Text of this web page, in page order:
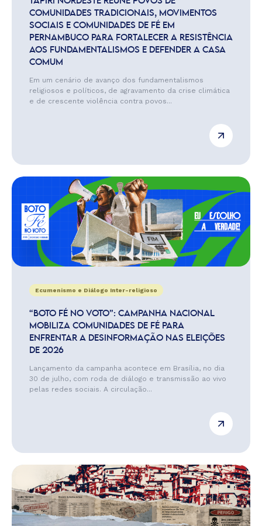
COMUNIDADES TRADICIONAIS, MOVIMENTOS
SOCIAIS E COMUNIDADES DE FÉ EM
PERNAMBUCO PARA FORTALECER A RESISTÊNCIA
AOS FUNDAMENTALISMOS E DEFENDER A CASA
COMUM
Em um cenário de avanço dos fundamentalismos
religiosos e políticos, de agravamento da crise climática
e de crescente violência contra povos...
Ecumenismo e Diálogo Inter-religioso
“BOTO FÉ NO VOTO”: CAMPANHA NACIONAL
MOBILIZA COMUNIDADES DE FÉ PARA
ENFRENTAR A DESINFORMAÇÃO NAS ELEIÇÕES
DE 2026
Lançamento da campanha acontece em Brasília, no dia
30 de julho, com roda de diálogo e transmissão ao vivo
pelas redes sociais. A circulação...